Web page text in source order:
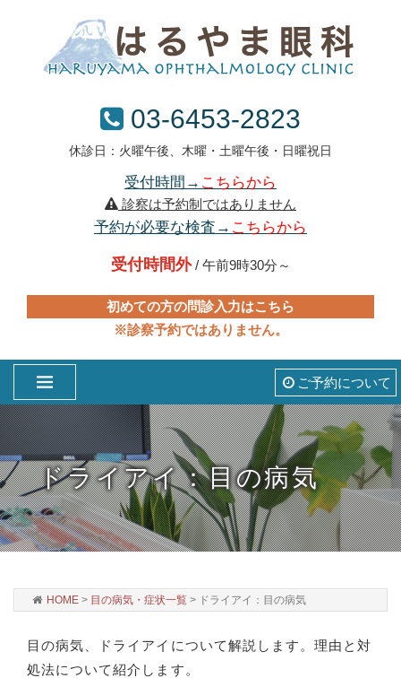
03-6453-2823
休診日：火曜午後、木曜・土曜午後・日曜祝日
受付時間→ こちらから
診察は予約制ではありません
予約が必要な検査→ こちらから
受付時間外/ 午前9時30分～
初めての方の問診入力はこちら
※診察予約ではありません。
ご予約について
ドライアイ：目の病気
HOME > 目の病気・症状一覧 > ドライアイ：目の病気
目の病気、ドライアイについて解説します。理由と対
処法について紹介します。